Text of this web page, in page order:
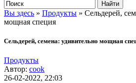
Вы здесь » Продукты » Сельдерей,
мощная специя
Сельдерей, семена: удивительно мощная
Продукты
Автор: cook
26-02-2022, 22:03